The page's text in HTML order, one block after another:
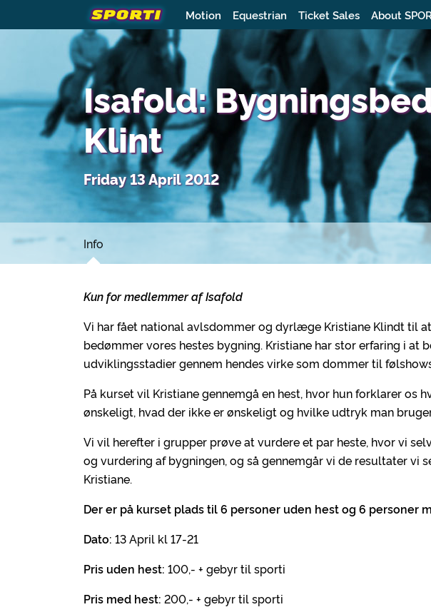
Motion Equestrian Ticket Sales About
Isafold:
Klint
Friday 13 April 2012
Info
Kun for medlemmer af Isafold
Vi har fået national avlsdommer og dyrlæge Kristiane Klindt til
bedømmer vores hestes bygning. Kristiane har stor erfaring i at
udviklingsstadier gennem hendes virke som dommer til
På kurset vil Kristiane gennemgå en hest, hvor hun forklarer os
ønskeligt, hvad der ikke er ønskeligt og hvilke udtryk man
Vi vil herefter i grupper prøve at vurdere et par heste, hvor vi
og vurdering af bygningen, og så gennemgår vi de resultater vi
Kristiane.
Der er på kurset plads til 6 personer uden hest og 6 personer
Dato: 13 April kl 17-21
Pris uden hest: 100,- + gebyr til sporti
Pris med hest: 200,- + gebyr til sporti